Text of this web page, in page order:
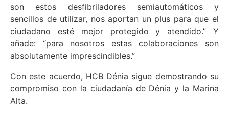
son estos desfibriladores semiautomáticos y
sencillos de utilizar, nos aportan un plus para que el
ciudadano esté mejor protegido y atendido.” Y
añade: “para nosotros estas colaboraciones son
absolutamente imprescindibles.”
Con este acuerdo, HCB Dénia sigue demostrando su
compromiso con la ciudadanía de Dénia y la Marina
Alta.